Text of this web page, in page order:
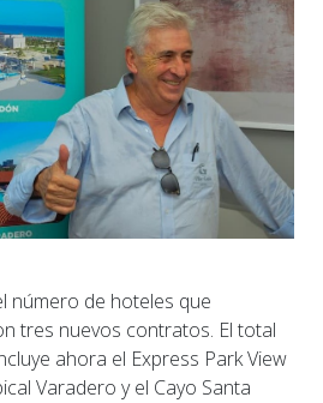
número de hoteles que
tres nuevos contratos. El total
ahora el Express Park View
Varadero y el Cayo Santa